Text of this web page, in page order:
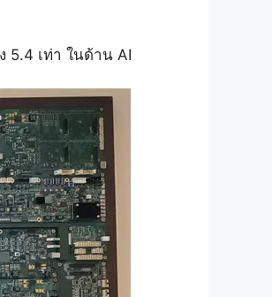
5.4 เท่า ในด้าน AI